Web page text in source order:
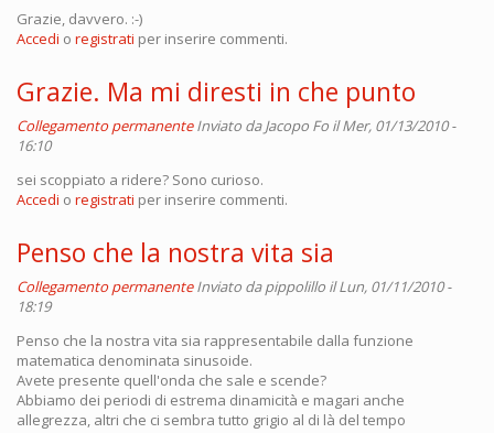
Grazie, davvero. :-)
Accedi o registrati per inserire commenti.
Grazie. Ma mi diresti in che punto
Collegamento permanente Inviato daJacopo Fo il Mer, 01/13/2010 -
16:10
sei scoppiato a ridere? Sono curioso.
Accedi o registrati per inserire commenti.
Penso che la nostra vita sia
Collegamento permanente Inviato dapippolillo il Lun, 01/11/2010 -
18:19
Penso che la nostra vita sia rappresentabile dalla funzione
matematica denominata sinusoide.
Avete presente quell'onda che sale e scende?
Abbiamo dei periodi di estrema dinamicità e magari anche
allegrezza, altri che ci sembra tutto grigio al di là del tempo